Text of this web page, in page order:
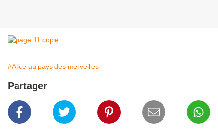
#Alice au pays des merveilles
Partager